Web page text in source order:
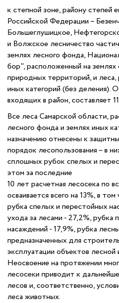
к степной зоне, району степей
Российской Федерации –
Большеглушицкое,
и Волжское лесничество
землях лесного фонда,
бор", расположенный на
природных территорий, и
иных категорий (без деления).
входящих в район, составляет
Все леса Самарской области,
лесного фонда и землях иных
назначению отнесены к
порядок лесопользования – в
сплошных рубок спелых и
этом за последние
10 лет расчетная лесосека по
осваивается всего на 13%, в
рубка спелых и перестойных
ухода за лесами - 27,2%,
насаждений - 17,9%, рубка
предназначенных для
эксплуатации объектов
Неосвоение на протяжении
лесосеки приводит к
лесов и, соответственно,
леса животных.